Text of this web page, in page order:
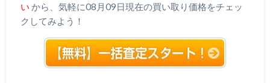
い から、気軽に08月09日現在の買い取り価格をチェッ
クしてみよう！